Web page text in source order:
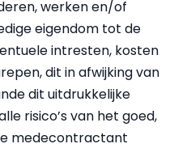
werken en/of
eigendom tot de
intresten, kosten
dit in afwijking van
dit uitdrukkelijke
risico’s van het goed,
medecontractant